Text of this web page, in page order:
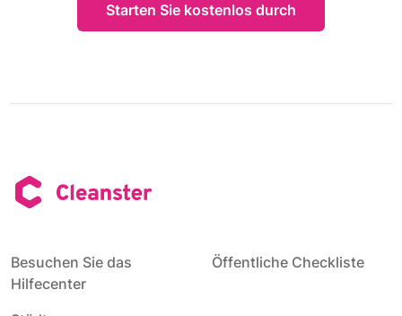
Starten Sie kostenlos durch
Besuchen Sie das
Hilfecenter
Öffentliche Checkliste